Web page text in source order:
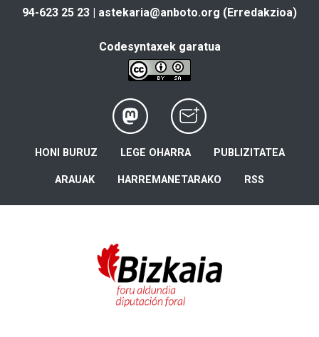
94-623 25 23 | astekaria@anboto.org (Erredakzioa)
Codesyntaxek garatua
HONI BURUZ LEGE OHARRA PUBLIZITATEA
ARAUAK HARREMANETARAKO RSS